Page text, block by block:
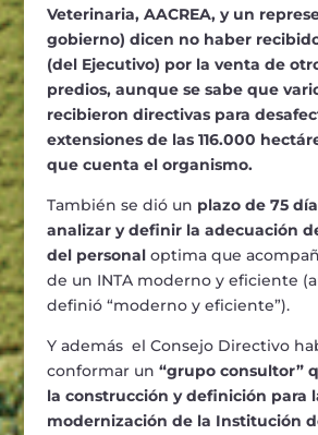
Veterinaria, AACREA, y un
gobierno) dicen no haber
(del Ejecutivo) por la venta de
predios, aunque se sabe que
recibieron directivas para
extensiones de las 116.000
que cuenta el organismo.
También se dió un plazo de 75
analizar y definir la adecuación
del personaloptima que
de un INTA moderno y eficiente
definió “moderno y eficiente”).
Y además el Consejo Directivo
conformar un “grupo consultor”
la construcción y definición para
modernización de la Institución